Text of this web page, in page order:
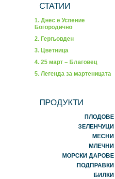
СТАТИИ
1. Днес е Успение
Богородично
2. Гергьовден
3. Цветница
4. 25 март – Благовец
5. Легенда за мартеницата
ПРОДУКТИ
ПЛОДОВЕ
ЗЕЛЕНЧУЦИ
МЕСНИ
МЛЕЧНИ
МОРСКИ ДАРОВЕ
ПОДПРАВКИ
БИЛКИ